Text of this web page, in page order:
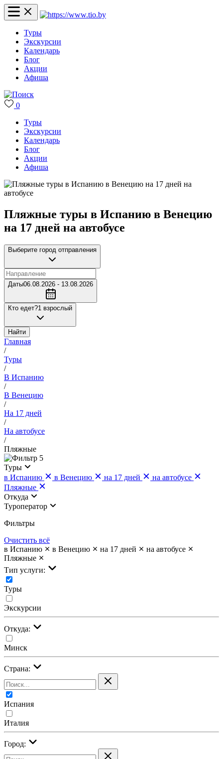
Туры
Экскурсии
Календарь
Блог
Акции
Афиша
0
Туры
Экскурсии
Календарь
Блог
Акции
Афиша
Пляжные туры в Испанию в Венецию
на 17 дней на автобусе
Выберите город отправления
Даты06.08.2026 - 13.08.2026
Кто едет?1 взрослый
Найти
Главная
/
Туры
/
В Испанию
/
В Венецию
/
На 17 дней
/
На автобусе
/
Пляжные
5
Туры
в Испанию
в Венецию на 17 дней
на автобусе
Пляжные
Откуда
Туроператор
Фильтры
Очистить всё
в Испанию
в Венецию на 17 дней
на автобусе
Пляжные
Тип услуги:
Туры
Экскурсии
Откуда:
Минск
Страна:
Испания
Италия
Город: